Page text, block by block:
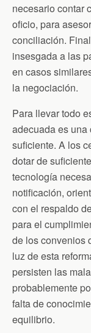
necesario contar
oficio, para
conciliación.
insesgada a las
en casos
la negociación.
Para llevar todo
adecuada es
suficiente. A los
dotar de
tecnología
notificación,
con el respaldo
para el
de los convenios
luz de esta
persisten las
probablemente
falta de
equilibrio.